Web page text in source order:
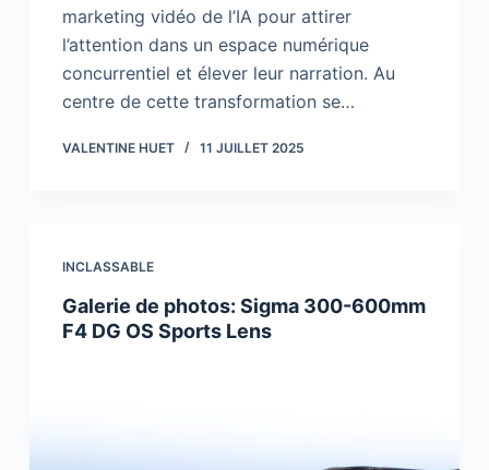
marketing vidéo de l’IA pour attirer
l’attention dans un espace numérique
concurrentiel et élever leur narration. Au
centre de cette transformation se…
VALENTINE HUET 11 JUILLET 2025
INCLASSABLE
Galerie de photos: Sigma 300-600mm
F4 DG OS Sports Lens